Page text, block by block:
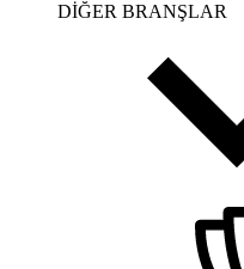
DİĞER BRANŞLAR